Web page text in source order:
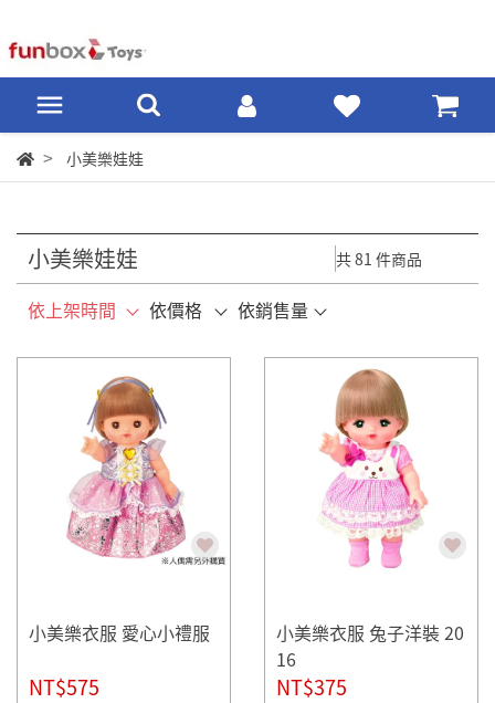
小美樂娃娃
小美樂娃娃 共 81 件商品
依上架時間 依價格 依銷售量
小美樂衣服 愛心小禮服
NT$575
小美樂衣服 兔子洋裝 20
16
NT$375